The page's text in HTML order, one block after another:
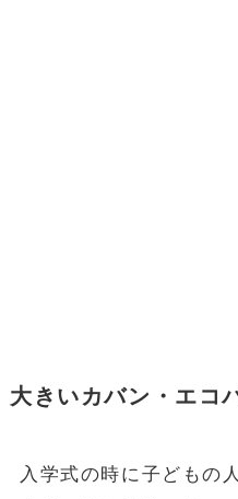
大きいカバン・エコ
入学式の時に子どもの